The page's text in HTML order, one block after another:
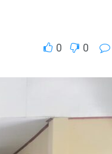
0 0